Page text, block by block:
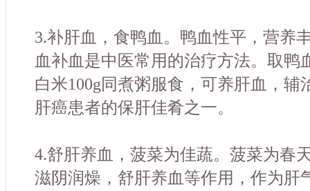
3.补肝血，食鸭血。鸭血性平，营养
血补血是中医常用的治疗方法。取鸭
白米100g同煮粥服食，可养肝血，辅
肝癌患者的保肝佳肴之一。
4.舒肝养血，菠菜为佳蔬。菠菜为春
滋阴润燥，舒肝养血等作用，作为肝